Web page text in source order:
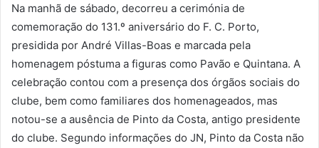
Na manhã de sábado, decorreu a cerimónia de
comemoração do 131.º aniversário do F. C. Porto,
presidida por André Villas-Boas e marcada pela
homenagem póstuma a figuras como Pavão e Quintana. A
celebração contou com a presença dos órgãos sociais do
clube, bem como familiares dos homenageados, mas
notou-se a ausência de Pinto da Costa, antigo presidente
do clube. Segundo informações do JN, Pinto da Costa não